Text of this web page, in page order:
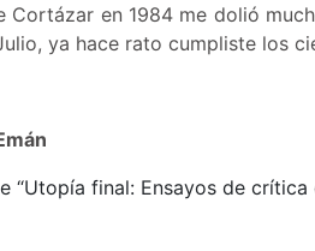
Cortázar en 1984 me dolió
ya hace rato cumpliste los
“Utopía final: Ensayos de crítica